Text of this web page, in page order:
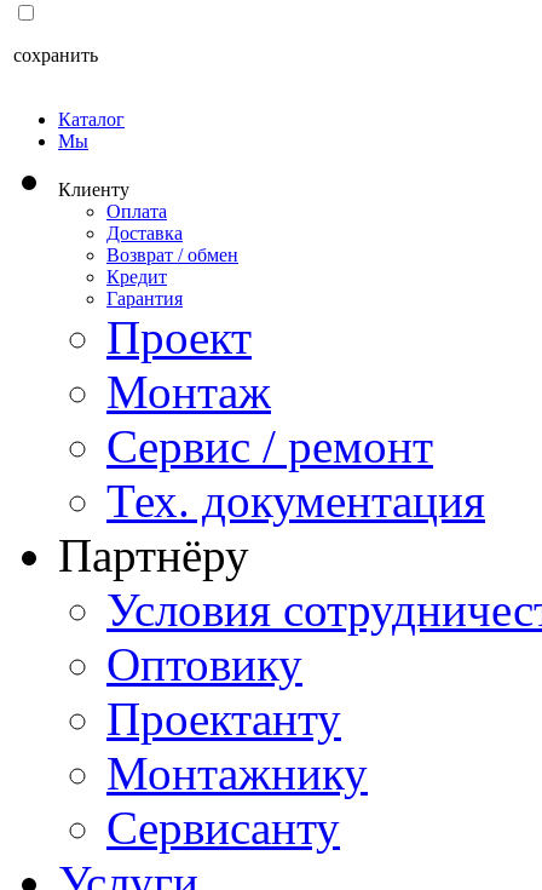
сохранить
Каталог
Мы
Клиенту
Оплата
Доставка
Возврат / обмен
Кредит
Гарантия
Проект
Монтаж
Сервис / ремонт
Тех. документация
Партнёру
Условия
Оптовику
Проектанту
Монтажнику
Сервисанту